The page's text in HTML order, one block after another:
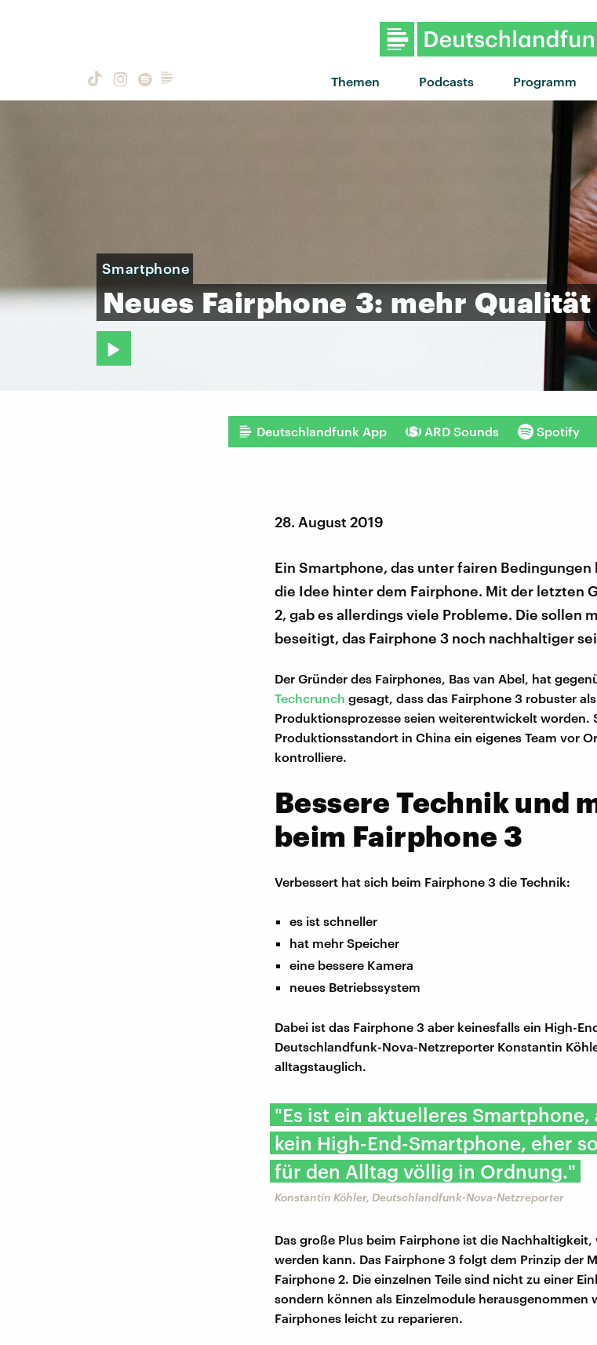
Themen Podcasts Programm
"My
Smartphone
Neues Fairphone 3: mehr Qualität
Deutschlandfunk App ARD Sounds Spotify
28. August 2019
Ein Smartphone, das unter fairen
die Idee hinter dem Fairphone. Mit der letzten
2, gab es allerdings viele Probleme. Die sollen
beseitigt, das Fairphone 3 noch nachhaltiger
Der Gründer des Fairphones, Bas van Abel, hat
Techcrunch gesagt, dass das Fairphone 3 robuster
Produktionsprozesse seien weiterentwickelt worden.
Produktionsstandort in China ein eigenes Team vor
kontrolliere.
Bessere Technik und
beim Fairphone 3
Verbessert hat sich beim Fairphone 3 die Technik:
es ist schneller
hat mehr Speicher
eine bessere Kamera
neues Betriebssystem
Dabei ist das Fairphone 3 aber keinesfalls ein High-
Deutschlandfunk-Nova-Netzreporter Konstantin
alltagstauglich.
"Es ist ein aktuelleres
kein High-End-Smartphone, eher
für den Alltag völlig in Ordnung."
Konstantin Köhler, Deutschlandfunk-Nova-Netzreporter
Das große Plus beim Fairphone ist die
werden kann. Das Fairphone 3 folgt dem Prinzip der
Fairphone 2. Die einzelnen Teile sind nicht zu einer
sondern können als Einzelmodule herausgenommen
Fairphones leicht zu reparieren.